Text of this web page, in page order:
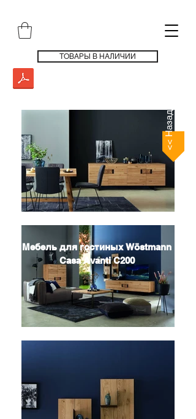
ТОВАРЫ В НАЛИЧИИ
<< Назад
Мебель для гостиных Wöstmann
Casa Avanti C200